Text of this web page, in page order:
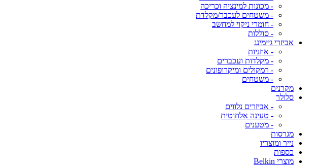
- מכונות למינציה וכריכה
- משטחים לעכבר/מקלדת
- חומרי ניקוי למחשב
- סוללות
אביזרי גיימינג
- אוזניות
- מקלדות ועכברים
- רמקולים ומיקרופונים
- משטחים
מקרנים
סלולר
- אביזרים נלווים
- טעינה אלחוטית
- מטענים
מגרסות
נייר ומוצריו
כספות
מוצרי Belkin